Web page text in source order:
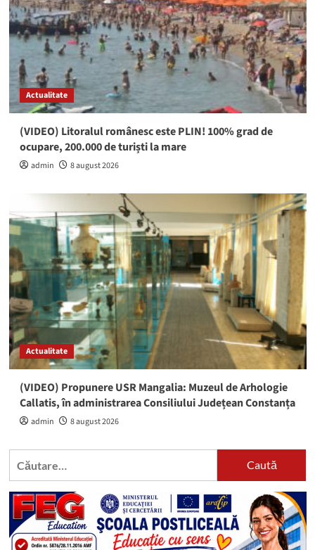
Actualitate
(VIDEO) Litoralul românesc este PLIN! 100% grad de
ocupare, 200.000 de turiști la mare
admin 8 august 2026
Actualitate
(VIDEO) Propunere USR Mangalia: Muzeul de Arhologie
Callatis, în administrarea Consiliului Județean Constanța
admin 8 august 2026